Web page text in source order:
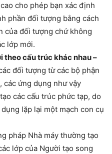
cho phép bạn xác định
phần đối tượng bằng cách
của đối tượng chứ không
lớp mới.
theo cấu trúc khác nhau –
đối tượng từ các bộ phận
các ứng dụng như vậy
các cấu trúc phức tạp, do
lặp lại một mạch con cụ
pháp Nhà máy thường tạo
lớp của Người tạo song